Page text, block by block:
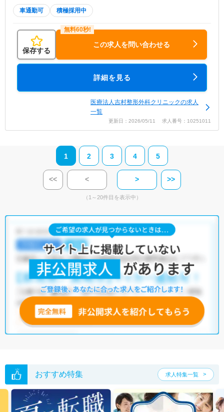
車通勤可 積極採用中
保存する
この求人を問い合わせる
詳細を見る
医療法人吉村整形外科クリニックの求人
一覧
更新日：2026/05/11 求人番号：10251011
1 2 3 4 5
<< < > >>
（1～20件目を表示中）
おすすめ特集 求人特集一覧